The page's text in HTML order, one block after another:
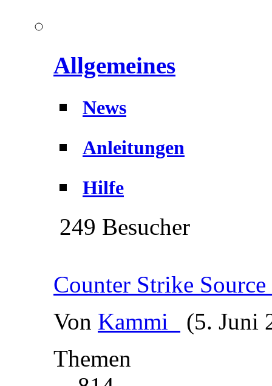
Allgemeines
News
Anleitungen
Hilfe
249 Besucher
Counter Strike
Von Kammi_
(5. Juni
Themen